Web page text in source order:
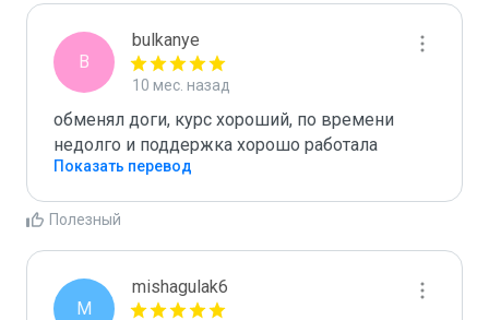
B
bulkanye
10 мес. назад
обменял доги, курс хороший, по времени
недолго и поддержка хорошо работала
Показать перевод
Полезный
M
mishagulak6